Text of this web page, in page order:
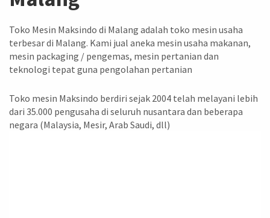
Toko Mesin Maksindo di Malang adalah toko mesin usaha
terbesar di Malang. Kami jual aneka mesin usaha makanan,
mesin packaging / pengemas, mesin pertanian dan
teknologi tepat guna pengolahan pertanian
Toko mesin Maksindo berdiri sejak 2004 telah melayani lebih
dari 35.000 pengusaha di seluruh nusantara dan beberapa
negara (Malaysia, Mesir, Arab Saudi, dll)